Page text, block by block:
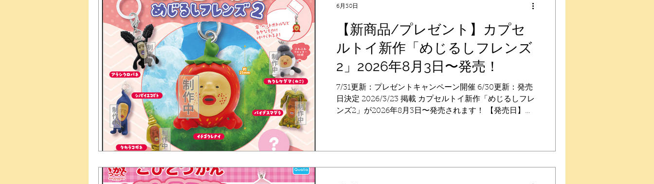
「QualiaOnlineStore」 見つけるまでに売り切れてしま
うことも多いカプセルトイ。オンラインで発売前に確実
に購入することができ、発売時期に商品が届くメーカー
公式のオンラインストアです。 回すときのワクワクドキ
ドキはそのまま！ ぜひチャレンジしてみてください。 取
り扱い期間：2026年7月2日（木）正午〜15日（水）
23:59 QualiaOnlineStore： https://qualia-
onlinestore.jp/ 《同時
【新商品/プレゼント】カプセ
ルトイ新作「めじるしフレンズ
2」2026年8月3日〜発売！
7/31更新：プレゼントキャンペーン開催 6/30更新：発売
日決定 2026/3/23 掲載 カプセルトイ新作「めじるしフレ
ンズ2」が2026年8月3日〜発売されます！ 【発売日】
ット 【発売店舗】 カプセルトイお取り扱い店舗へお取り
6月30日